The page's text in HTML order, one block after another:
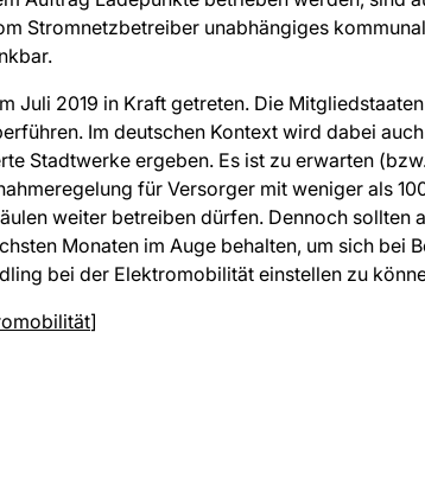
Stromnetzbetreiber unabhängiges
Juli 2019 in Kraft getreten. Die
Im deutschen Kontext wird dabei
Stadtwerke ergeben. Es ist zu erwarten
für Versorger mit weniger als
weiter betreiben dürfen. Dennoch sollten
Monaten im Auge behalten, um sich bei
bei der Elektromobilität einstellen zu
]